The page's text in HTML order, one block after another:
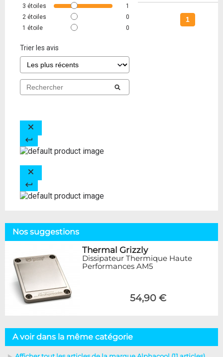
3 étoiles
1
2 étoiles
0
1 étoile 0
Trier les avis
1
Nos suggestions
Thermal Grizzly
Dissipateur Thermique Haute
Performances AM5
54,90 €
A voir dans la même catégorie